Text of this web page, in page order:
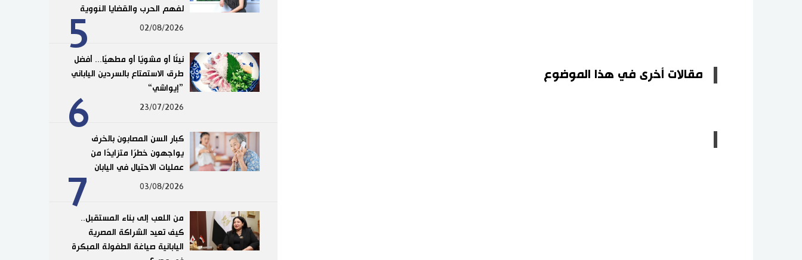
مقالات أخرى في هذا الموضوع
5
لفهم الحرب والقضايا النووية
02/08/2026
6
نيئًا أو مشويًا أو مطهيًا... أفضل
طرق الاستمتاع بالسردين الياباني
”إيواشي“
23/07/2026
7
كبار السن المصابون بالخرف
يواجهون خطرًا متزايدًا من
عمليات الاحتيال في اليابان
03/08/2026
من اللعب إلى بناء المستقبل..
كيف تعيد الشراكة المصرية
اليابانية صياغة الطفولة المبكرة